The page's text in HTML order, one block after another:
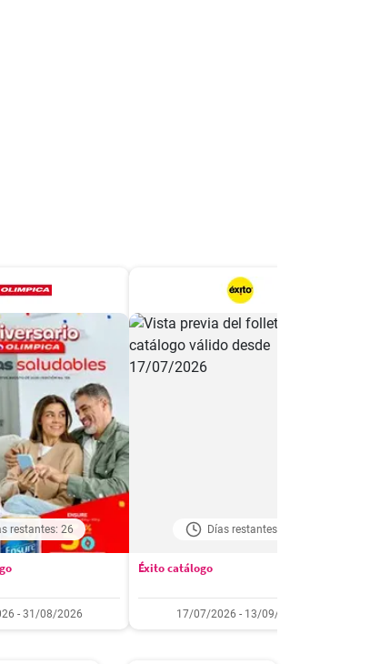
restantes: 26
- 31/08/2026
Días restantes: 39
Éxito catálogo
17/07/2026 - 13/09/2026